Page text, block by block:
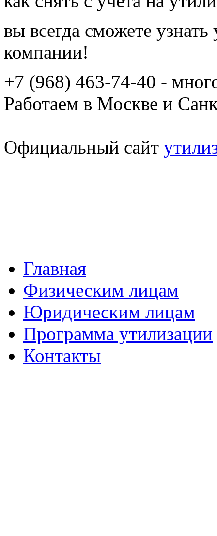
вы всегда сможете
компании!
+7 (968) 463-74-40 -
Работаем в Москве и
Официальный сайт
Главная
Физическим лицам
Юридическим лицам
Программа утилизации
Контакты